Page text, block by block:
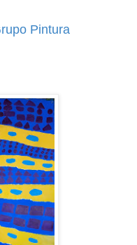
Pintura